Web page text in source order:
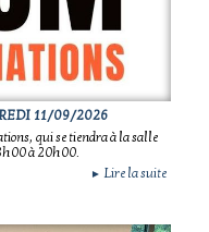
11/09/2026
qui se tiendra à la salle
à 20h00.
► Lire la suite